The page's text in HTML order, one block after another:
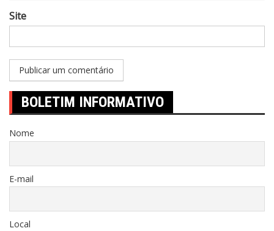
Site
BOLETIM INFORMATIVO
Nome
E-mail
Local